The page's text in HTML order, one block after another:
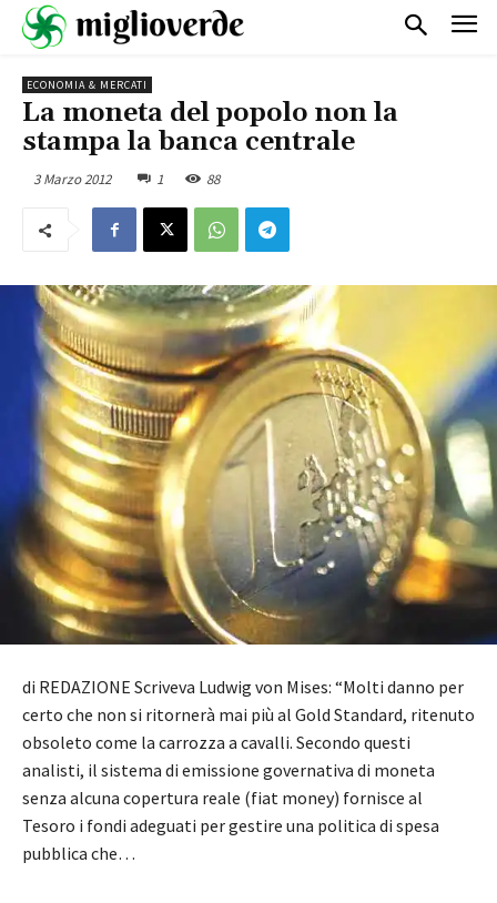
ECONOMIA & MERCATI
La moneta del popolo non la
stampa la banca centrale
3 Marzo 2012 1 88
di REDAZIONE Scriveva Ludwig von Mises: “Molti danno per
certo che non si ritornerà mai più al Gold Standard, ritenuto
obsoleto come la carrozza a cavalli. Secondo questi
analisti, il sistema di emissione governativa di moneta
senza alcuna copertura reale (fiat money) fornisce al
Tesoro i fondi adeguati per gestire una politica di spesa
pubblica che…